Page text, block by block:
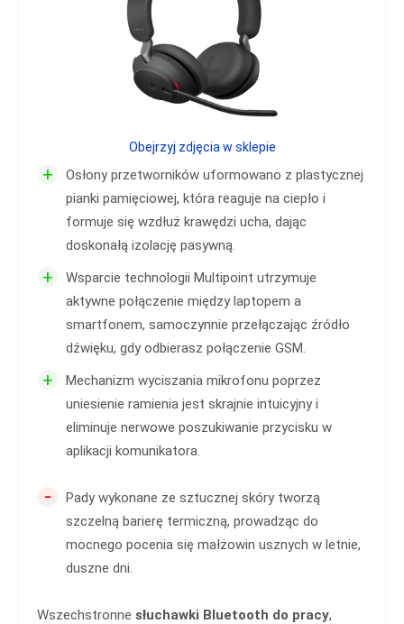
+
Osłony przetworników uformowano z plastycznej
pianki pamięciowej, która reaguje na ciepło i
formuje się wzdłuż krawędzi ucha, dając
doskonałą izolację pasywną.
+
Wsparcie technologii Multipoint utrzymuje
aktywne połączenie między laptopem a
smartfonem, samoczynnie przełączając źródło
dźwięku, gdy odbierasz połączenie GSM.
+
Mechanizm wyciszania mikrofonu poprzez
uniesienie ramienia jest skrajnie intuicyjny i
eliminuje nerwowe poszukiwanie przycisku w
aplikacji komunikatora.
-
Pady wykonane ze sztucznej skóry tworzą
szczelną barierę termiczną, prowadząc do
mocnego pocenia się małżowin usznych w letnie,
duszne dni.
Wszechstronne słuchawki Bluetooth do pracy,
Obejrzyj zdjęcia w sklepie